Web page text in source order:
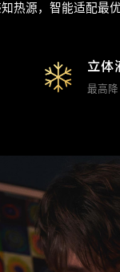
热源，智能适配最
立体
最高